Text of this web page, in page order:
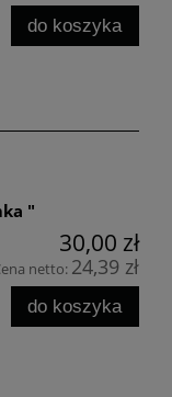
do koszyka
"
30,00 zł
netto: 24,39 zł
do koszyka